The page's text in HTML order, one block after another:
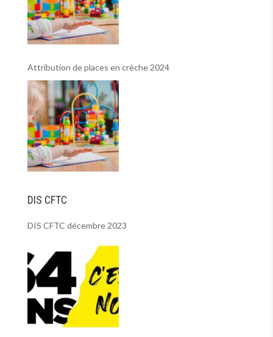
Attribution de places en crèche 2024
DIS CFTC
DIS CFTC décembre 2023